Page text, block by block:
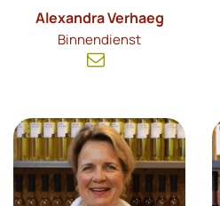
Alexandra Verhaeg
Binnendienst